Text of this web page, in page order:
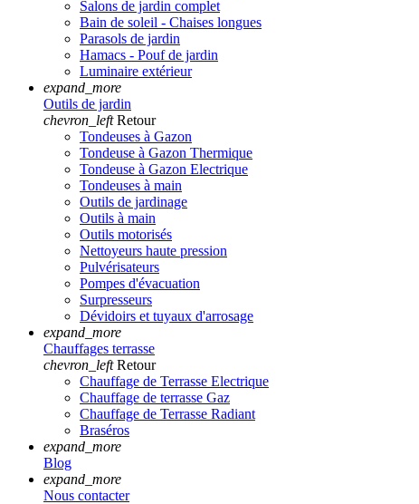
Salons de jardin complet
Bain de soleil - Chaises longues
Parasols de jardin
Hamacs - Pouf de jardin
Luminaire extérieur
expand_more
Outils de jardin
chevron_left Retour
Tondeuses à Gazon
Tondeuse à Gazon Thermique
Tondeuse à Gazon Electrique
Tondeuses à main
Outils de jardinage
Outils à main
Outils motorisés
Nettoyeurs haute pression
Pulvérisateurs
Pompes d'évacuation
Surpresseurs
Dévidoirs et tuyaux d'arrosage
expand_more
Chauffages terrasse
chevron_left Retour
Chauffage de Terrasse Electrique
Chauffage de terrasse Gaz
Chauffage de Terrasse Radiant
Braséros
expand_more
Blog
expand_more
Nous contacter